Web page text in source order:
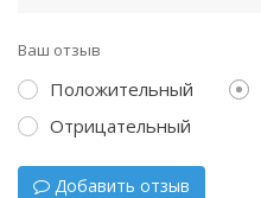
Ваш отзыв
Положительный
Отрицательный
Добавить отзыв